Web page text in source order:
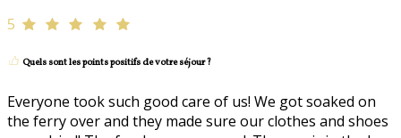
5
Quels sont les points positifs de votre séjour ?
Everyone took such good care of us! We got soaked on
the ferry over and they made sure our clothes and shoes